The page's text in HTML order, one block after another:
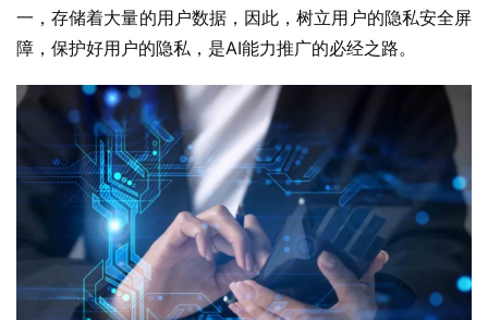
一，存储着大量的用户数据，因此，树立用户的隐私安全屏
障，保护好用户的隐私，是AI能力推广的必经之路。